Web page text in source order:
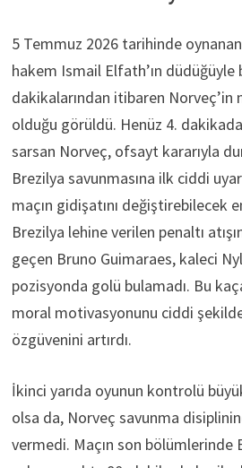
5 Temmuz 2026 tarihinde
hakem Ismail Elfath’ın düdüğüyle
dakikalarından itibaren Norveç’in
olduğu görüldü. Henüz 4.
sarsan Norveç, ofsayt kararıyla
Brezilya savunmasına ilk ciddi
maçın gidişatını değiştirebilecek
Brezilya lehine verilen penaltı
geçen Bruno Guimaraes, kaleci
pozisyonda golü bulamadı. Bu
moral motivasyonunu ciddi
özgüvenini artırdı.
İkinci yarıda oyunun kontrolü
olsa da, Norveç savunma
vermedi. Maçın son bölümlerinde